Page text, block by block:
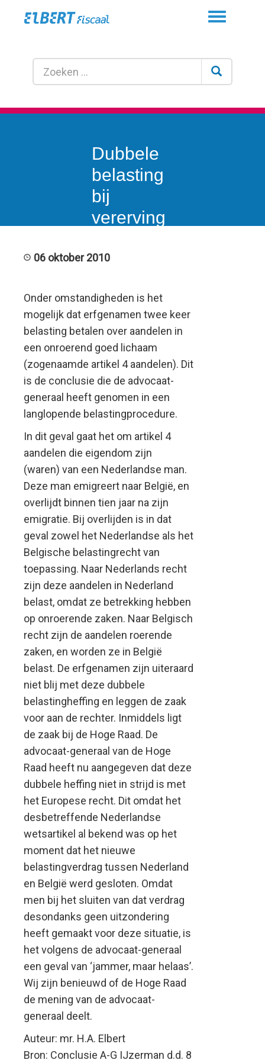
Toggle
Dubbele
belasting
bij
vererving
aandelen
06 oktober 2010
Onder omstandigheden is het
mogelijk dat erfgenamen twee keer
belasting betalen over aandelen in
een onroerend goed lichaam
(zogenaamde artikel 4 aandelen). Dit
is de conclusie die de advocaat-
generaal heeft genomen in een
langlopende belastingprocedure.
In dit geval gaat het om artikel 4
aandelen die eigendom zijn
(waren) van een Nederlandse man.
Deze man emigreert naar België, en
overlijdt binnen tien jaar na zijn
emigratie. Bij overlijden is in dat
geval zowel het Nederlandse als het
Belgische belastingrecht van
toepassing. Naar Nederlands recht
zijn deze aandelen in Nederland
belast, omdat ze betrekking hebben
op onroerende zaken. Naar Belgisch
recht zijn de aandelen roerende
zaken, en worden ze in België
belast. De erfgenamen zijn uiteraard
niet blij met deze dubbele
belastingheffing en leggen de zaak
voor aan de rechter. Inmiddels ligt
de zaak bij de Hoge Raad. De
advocaat-generaal van de Hoge
Raad heeft nu aangegeven dat deze
dubbele heffing niet in strijd is met
het Europese recht. Dit omdat het
desbetreffende Nederlandse
wetsartikel al bekend was op het
moment dat het nieuwe
belastingverdrag tussen Nederland
en België werd gesloten. Omdat
men bij het sluiten van dat verdrag
desondanks geen uitzondering
heeft gemaakt voor deze situatie, is
het volgens de advocaat-generaal
een geval van ‘jammer, maar helaas’.
Wij zijn benieuwd of de Hoge Raad
de mening van de advocaat-
generaal deelt.
Auteur: mr. H.A. Elbert
Bron: Conclusie A-G IJzerman d.d. 8